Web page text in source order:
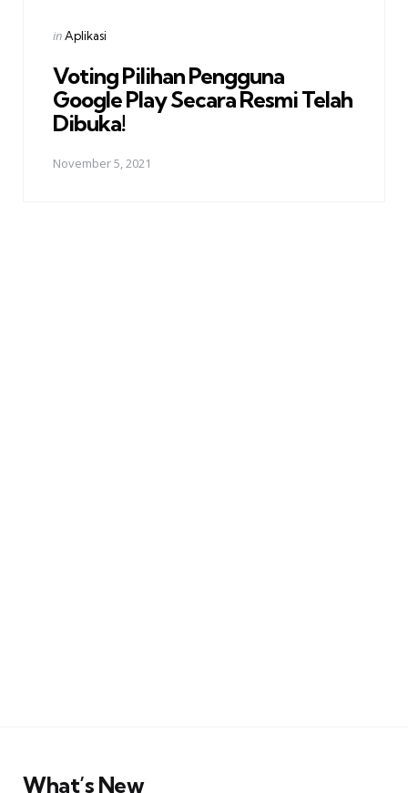
Posted
inAplikasi
Voting Pilihan Pengguna
Google Play Secara Resmi Telah
Dibuka!
November 5, 2021
What’s New